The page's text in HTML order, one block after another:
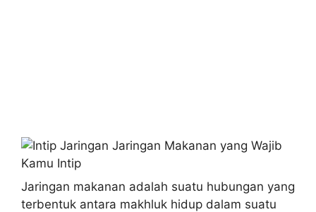
Jaringan makanan adalah suatu hubungan yang
terbentuk antara makhluk hidup dalam suatu